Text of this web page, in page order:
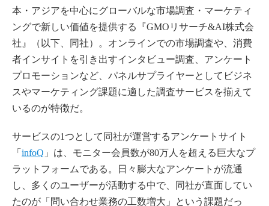
本・アジアを中心にグローバルな市場調査・マーケティ
ングで新しい価値を提供する『GMOリサーチ&AI株式会
社』（以下、同社）。オンラインでの市場調査や、消費
者インサイトを引き出すインタビュー調査、アンケート
プロモーションなど、パネルサプライヤーとしてビジネ
スやマーケティング課題に適した調査サービスを揃えて
いるのが特徴だ。
サービスの1つとして同社が運営するアンケートサイト
「 infoQ 」は、モニター会員数が80万人を超える巨大なプ
ラットフォームである。日々膨大なアンケートが流通
し、多くのユーザーが活動する中で、同社が直面してい
たのが「問い合わせ業務の工数増大」という課題だっ